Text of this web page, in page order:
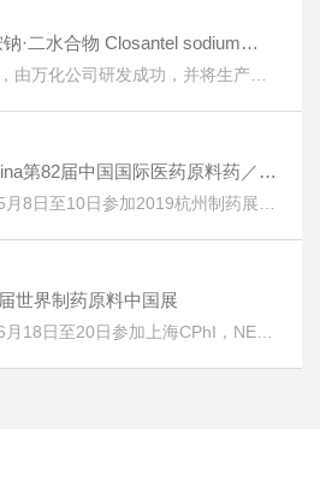
·二水合物 Closantel sodium
上线
由万化公司研发成功，并将生产技
64-0] 又名：克罗散泰钠，是一种
按照《欧洲药典》检测，纯度
：＜0.2%； 淡黄色粉末；溶液色
。
第82届中国国际医药原料药／中
8日至10日参加2019杭州制药展
。 热烈欢迎广大客
世界制药原料中国展
日至20日参加上海CPhI，NEX
览中心(浦东)，展位号：E6G75。